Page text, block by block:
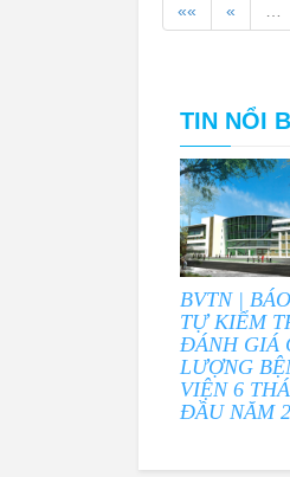
«« « …
TIN NỔI
BVTN |
TỰ KIỂM
ĐÁNH GIÁ
LƯỢNG
VIỆN 6
ĐẦU NĂM